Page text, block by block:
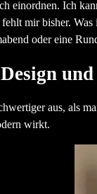
einordnen. Ich
mir bisher.
oder eine
aus, als
wirkt.